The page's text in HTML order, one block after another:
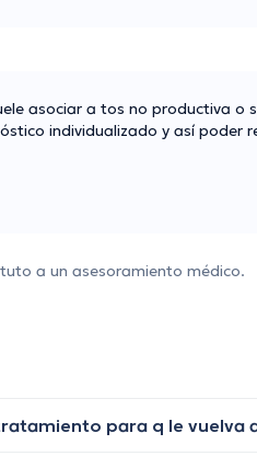
asociar a tos no productiva o
individualizado y así poder
a un asesoramiento médico.